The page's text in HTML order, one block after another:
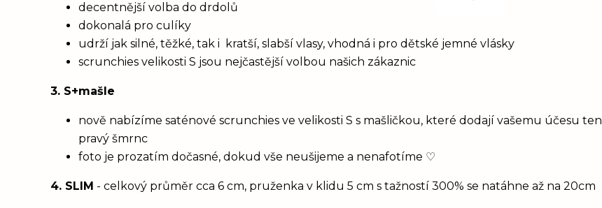
decentnější volba do drdolů
dokonalá pro culíky
udrží jak silné, těžké, tak i kratší, slabší vlasy, vhodná i pro dětské jemné vlásky
scrunchies velikosti S jsou nejčastější volbou našich zákaznic
3. S+mašle
nově nabízíme saténové scrunchies ve velikosti S s mašličkou, které dodají vašemu účesu ten
pravý šmrnc
foto je prozatím dočasné, dokud vše neušijeme a nenafotíme ♡
4. SLIM - celkový průměr cca 6 cm, pruženka v klidu 5 cm s tažností 300% se natáhne až na 20cm